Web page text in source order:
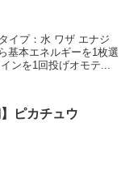
イプ：水 ワザ エナジ
本エネルギーを1枚選
を1回投げオモテ...
】ピカチュウ